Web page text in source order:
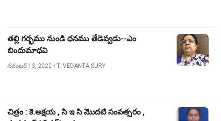
తల్లి గర్భము నుండి ధనము తేడెవ్వడు--ఎం
బిందుమాధవి
నవంబర్ 13, 2020 • T. VEDANTA SURY
చిత్రం : కె.అక్షయ , సి ఇ సి మొదటి సంవత్సరం ,